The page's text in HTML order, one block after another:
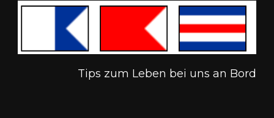
Tips zum Leben bei uns an Bord